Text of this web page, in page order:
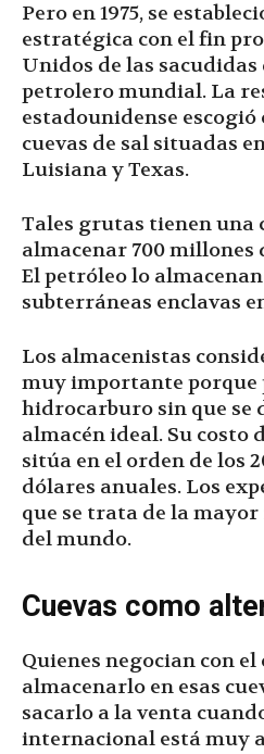
Pero en 1975, se
estratégica con el fin
Unidos de las
petrolero mundial. La
estadounidense escogió
cuevas de sal situadas
Luisiana y Texas.
Tales grutas tienen una
almacenar 700 millones
El petróleo lo almacenan
subterráneas enclavas
Los almacenistas
muy importante porque
hidrocarburo sin que se
almacén ideal. Su costo
sitúa en el orden de los
dólares anuales. Los
que se trata de la
del mundo.
Cuevas como
Quienes negocian con
almacenarlo en esas
sacarlo a la venta
internacional está muy